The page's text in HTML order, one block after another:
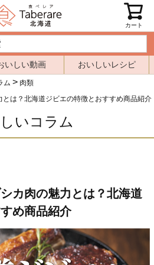
カート
いしい動画 おいしいレシピ
ム
肉類
とは？北海道ジビエの特徴とおすすめ商品紹介
いコラム
カ肉の魅力とは？北海道
め商品紹介